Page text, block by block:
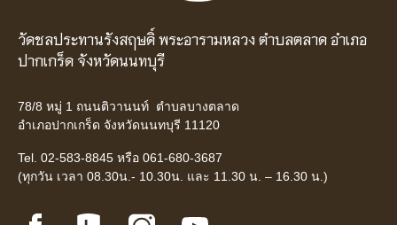
วัดชลประทานรังสฤษดิ์ พระอารามหลวง ตำบลตลาด อำเภอ
ปากเกร็ด จังหวัดนนทบุรี
78/8 หมู่ 1 ถนนติวานนท์ ตำบลบางตลาด
อำเภอปากเกร็ด จังหวัดนนทบุรี 11120
Tel. 02-583-8845 หรือ 061-680-3687
(ทุกวัน เวลา 08.30น.- 10.30น. และ 11.30 น. – 16.30 น.)